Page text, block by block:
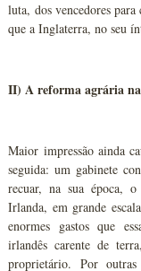
luta, dos vencedores
que a Inglaterra, no seu
II) A reforma agrária
Maior impressão ainda
seguida: um gabinete
recuar, na sua época,
Irlanda, em grande
enormes gastos que
irlandês carente de
proprietário. Por outras